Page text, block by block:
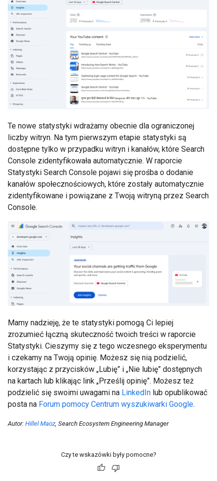
Te nowe statystyki wdrażamy obecnie dla ograniczonej
liczby witryn. Na tym pierwszym etapie statystyki są
dostępne tylko w przypadku witryn i kanałów, które Search
Console zidentyfikowała automatycznie. W raporcie
Statystyki Search Console pojawi się prośba o dodanie
kanałów społecznościowych, które zostały automatycznie
zidentyfikowane i powiązane z Twoją witryną przez Search
Console.
Mamy nadzieję, że te statystyki pomogą Ci lepiej
zrozumieć łączną skuteczność twoich treści w raporcie
Statystyki. Cieszymy się z tego wczesnego eksperymentu
i czekamy na Twoją opinię. Możesz się nią podzielić,
korzystając z przycisków „Lubię” i „Nie lubię” dostępnych
na kartach lub klikając link „Prześlij opinię”. Możesz też
podzielić się swoimi uwagami na LinkedIn lub opublikować
posta na Forum pomocy Centrum wyszukiwarki Google.
Autor: Hillel Maoz, Search Ecosystem Engineering Manager
Czy te wskazówki były pomocne?